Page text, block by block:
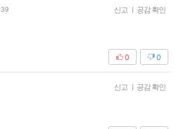
신고 | 공감 확인
0
0
신고 | 공감 확인